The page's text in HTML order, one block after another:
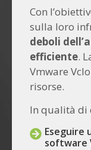
Con
sulla loro
deboli
efficiente.
Vmware
risorse.
In qualità di
Eseguire
software